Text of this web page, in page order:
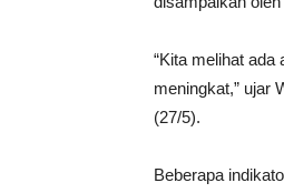
“Kita melihat
meningkat,” ujar
(27/5).
Beberapa